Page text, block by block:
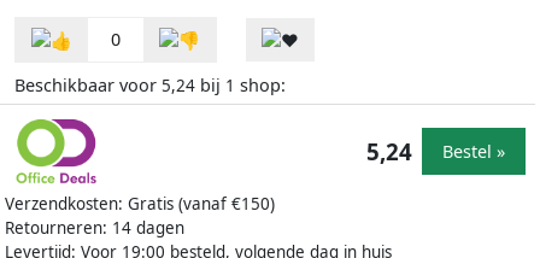
0
Beschikbaar voor 5,24 bij 1 shop:
Verzendkosten: Gratis (vanaf €150)
Retourneren: 14 dagen
Levertijd: Voor 19:00 besteld, volgende dag in huis
5,24 Bestel »